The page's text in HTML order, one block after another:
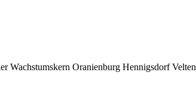
Wachstumskern Oranienburg Hennigsdorf Velten